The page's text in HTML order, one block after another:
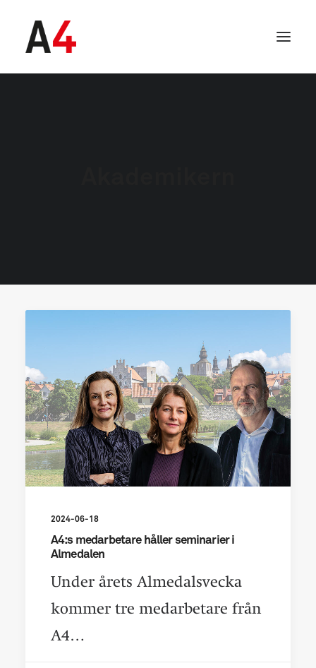
SEARCH
2024-06-18
A4:s medarbetare håller seminarier i
Almedalen
Under årets Almedalsvecka
kommer tre medarbetare från
A4…